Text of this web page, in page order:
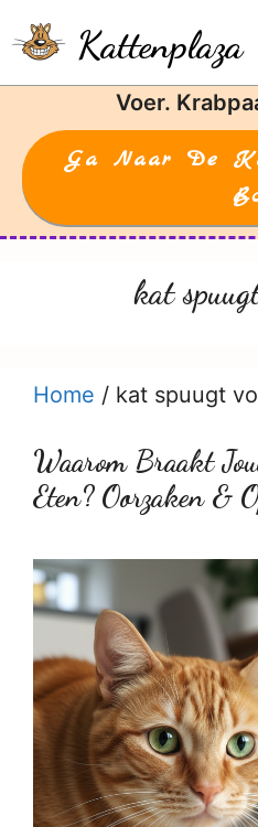
naar
de
Kattenplaza
Voer.
Ga Naar De
kat
Home / kat spuugt
Waarom Braakt
Eten? Oorzaken &